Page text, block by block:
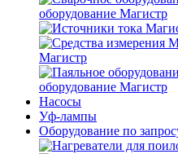
оборудование Магистр
Магистр
оборудование Магистр
Насосы
Уф-лампы
Оборудование по